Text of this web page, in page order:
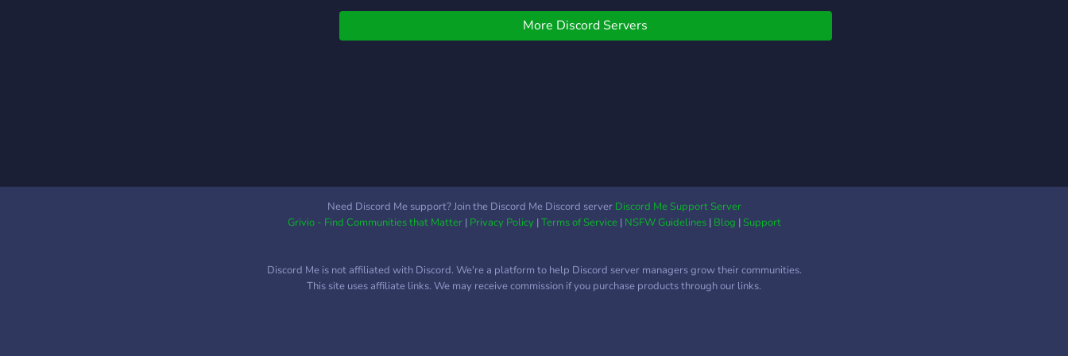
sugerencias y participación
amigos, encontrar
compañeros de juego o
simplemente pasar un
More Discord Servers
Need Discord Me support? Join the Discord Me Discord server Discord Me Support Server
Grivio - Find Communities that Matter| Privacy Policy|Terms of Service| NSFW Guidelines| Blog |Support
Discord Me is not affiliated with Discord. We're a platform to help Discord server managers grow their communities.
This site uses affiliate links. We may receive commission if you purchase products through our links.